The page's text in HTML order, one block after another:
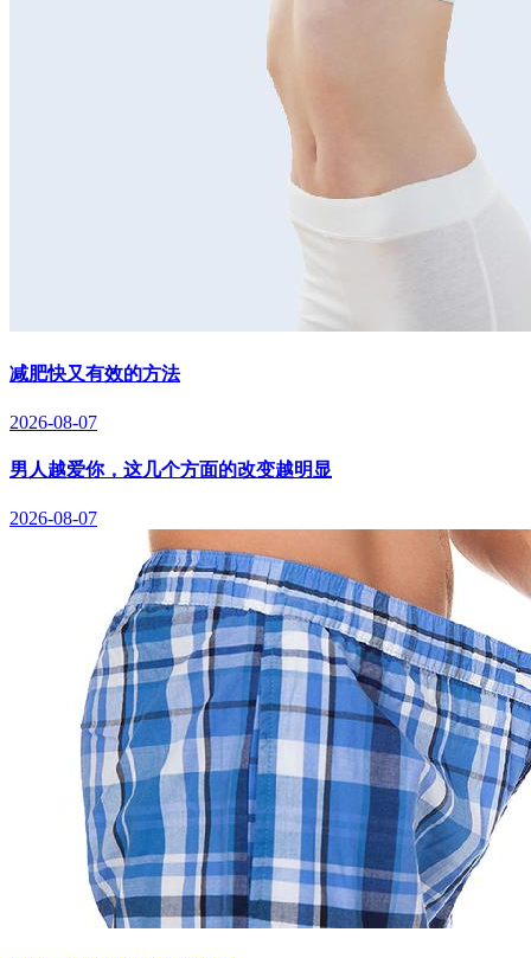
减肥快又有效的方法
2026-08-07
男人越爱你，这几个方面的改变越明显
2026-08-07